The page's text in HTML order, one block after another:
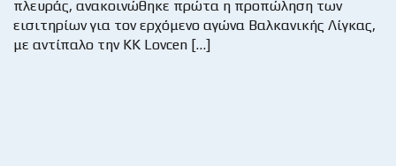
πλευράς, ανακοινώθηκε πρώτα η προπώληση των
εισιτηρίων για τον ερχόμενο αγώνα Βαλκανικής Λίγκας,
με αντίπαλο την KK Lovcen […]